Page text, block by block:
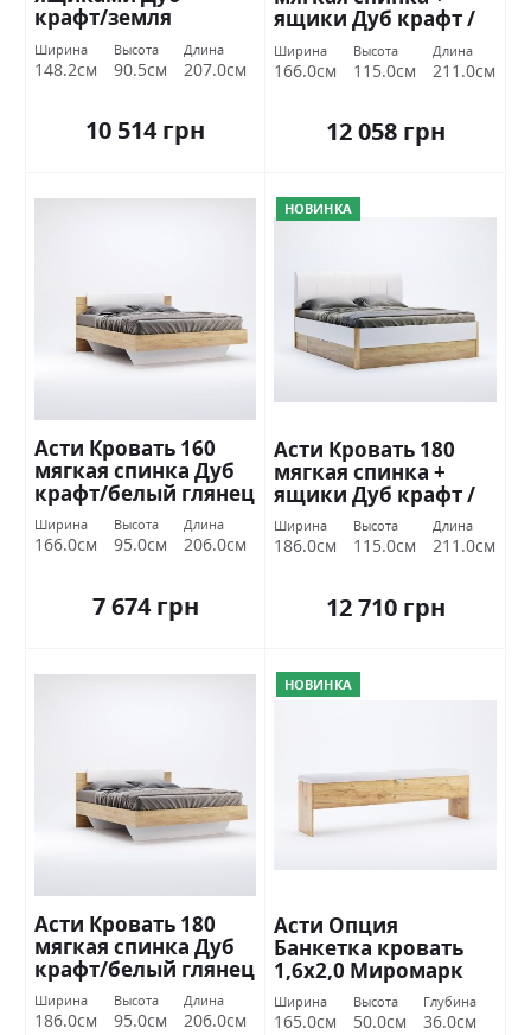
крафт/земля
Миромарк
Ширина
148.2см
Высота
90.5см
Длина
207.0см
10 514 грн
ящики Дуб крафт /
белый глянец
Миромарк
Ширина
166.0см
Высота
115.0см
Длина
211.0см
12 058 грн
Асти Кровать 160
мягкая спинка Дуб
крафт/белый глянец
Миромарк
Ширина
166.0см
Высота
95.0см
Длина
206.0см
7 674 грн
НОВИНКА
Асти Кровать 180
мягкая спинка +
ящики Дуб крафт /
белый глянец
Миромарк
Ширина
186.0см
Высота
115.0см
Длина
211.0см
12 710 грн
Асти Кровать 180
мягкая спинка Дуб
крафт/белый глянец
Миромарк
Ширина
186.0см
Высота
95.0см
Длина
206.0см
НОВИНКА
Асти Опция
Банкетка кровать
1,6х2,0 Миромарк
Ширина
165.0см
Высота
50.0см
Глубина
36.0см